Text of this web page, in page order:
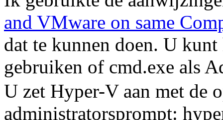
and VMware on same
dat te kunnen doen. U
gebruiken of cmd.exe als
U zet Hyper-V aan met de
administratorsprompt: